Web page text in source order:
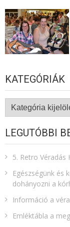
KATEGÓRIÁK
Kategóriák
LEGUTÓBBI
5. Retro Véradás
Egészségünk és
dohányozni a
Információ a
Emléktábla a